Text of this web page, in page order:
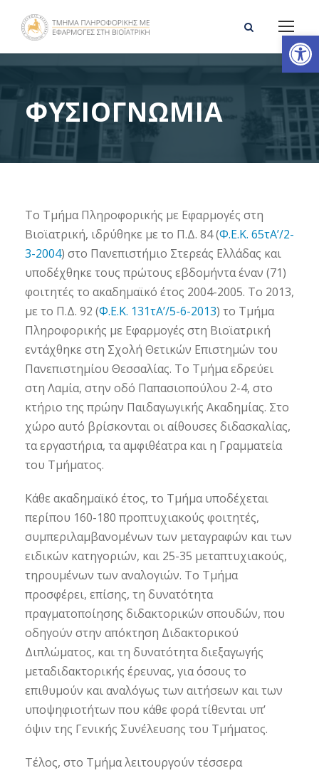
Ανοίξτε τη γραμμή εργαλείων
ΦΥΣΙΟΓΝΩΜΙΑ
Το Τμήμα Πληροφορικής με Εφαρμογές στη
Βιοϊατρική, ιδρύθηκε με το Π.Δ. 84 (Φ.Ε.Κ. 65τΑ’/2-
3-2004) στο Πανεπιστήμιο Στερεάς Ελλάδας και
υποδέχθηκε τους πρώτους εβδομήντα έναν (71)
φοιτητές το ακαδημαϊκό έτος 2004-2005. Το 2013,
με το Π.Δ. 92 (Φ.Ε.Κ. 131τΑ’/5-6-2013) το Τμήμα
Πληροφορικής με Εφαρμογές στη Βιοϊατρική
εντάχθηκε στη Σχολή Θετικών Επιστημών του
Πανεπιστημίου Θεσσαλίας. Το Τμήμα εδρεύει
στη Λαμία, στην οδό Παπασιοπούλου 2-4, στο
κτήριο της πρώην Παιδαγωγικής Ακαδημίας. Στο
χώρο αυτό βρίσκονται οι αίθουσες διδασκαλίας,
τα εργαστήρια, τα αμφιθέατρα και η Γραμματεία
του Τμήματος.
Κάθε ακαδημαϊκό έτος, το Τμήμα υποδέχεται
περίπου 160-180 προπτυχιακούς φοιτητές,
συμπεριλαμβανομένων των μεταγραφών και των
ειδικών κατηγοριών, και 25-35 μεταπτυχιακούς,
τηρουμένων των αναλογιών. Το Τμήμα
προσφέρει, επίσης, τη δυνατότητα
πραγματοποίησης διδακτορικών σπουδών, που
οδηγούν στην απόκτηση Διδακτορικού
Διπλώματος, και τη δυνατότητα διεξαγωγής
μεταδιδακτορικής έρευνας, για όσους το
επιθυμούν και αναλόγως των αιτήσεων και των
υποψηφιοτήτων που κάθε φορά τίθενται υπ’
όψιν της Γενικής Συνέλευσης του Τμήματος.
Τέλος, στο Τμήμα λειτουργούν τέσσερα